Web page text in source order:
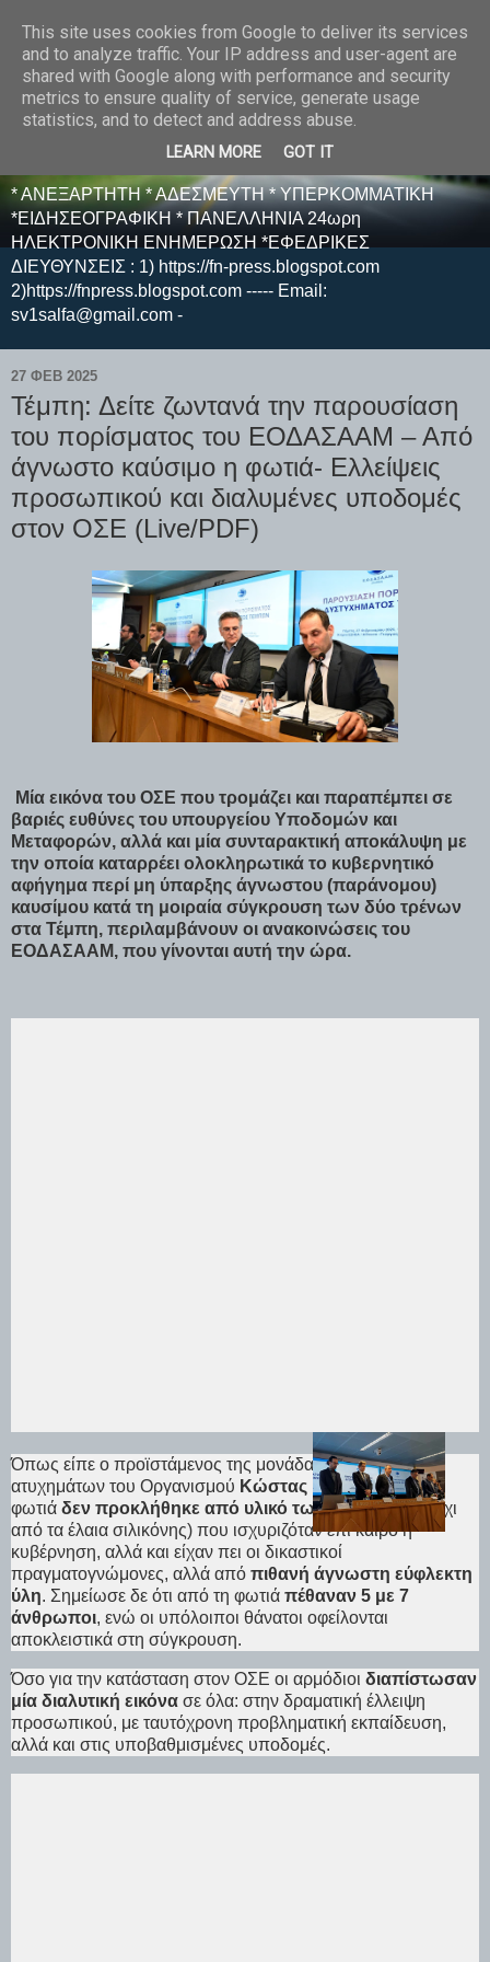
E F E N P R E S S -
ΗΛΕΚΤΡΟΝΙΚΗ
ΕΦΗΜΕΡΙΔΑ
* ΑΝΕΞΑΡΤΗΤΗ * ΑΔΕΣΜΕΥΤΗ * ΥΠΕΡΚΟΜΜΑΤΙΚΗ
*ΕΙΔΗΣΕΟΓΡΑΦΙΚΗ * ΠΑΝΕΛΛΗΝΙΑ 24ωρη
ΗΛΕΚΤΡΟΝΙΚΗ ΕΝΗΜΕΡΩΣΗ *ΕΦΕΔΡΙΚΕΣ
ΔΙΕΥΘΥΝΣΕΙΣ : 1) https://fn-press.blogspot.com
2)https://fnpress.blogspot.com ----- Email:
sv1salfa@gmail.com -
27 ΦΕΒ 2025
Τέμπη: Δείτε ζωντανά την παρουσίαση
του πορίσματος του ΕΟΔΑΣΑΑΜ – Από
άγνωστο καύσιμο η φωτιά- Ελλείψεις
προσωπικού και διαλυμένες υποδομές
στον ΟΣΕ (Live/PDF)
Μία εικόνα του ΟΣΕ που τρομάζει και παραπέμπει σε
βαριές ευθύνες του υπουργείου Υποδομών και
Μεταφορών, αλλά και μία συνταρακτική αποκάλυψη με
την οποία καταρρέει ολοκληρωτικά το κυβερνητικό
αφήγημα περί μη ύπαρξης άγνωστου (παράνομου)
καυσίμου κατά τη μοιραία σύγκρουση των δύο τρένων
στα Τέμπη, περιλαμβάνουν οι ανακοινώσεις του
ΕΟΔΑΣΑΑΜ, που γίνονται αυτή την ώρα.
Όπως είπε ο προϊστάμενος της μονάδας διερεύνησης
ατυχημάτων του Οργανισμού Κώστας Καπετανίδης, η
φωτιά δεν προκλήθηκε από υλικό των τρένων(άρα όχι
από τα έλαια σιλικόνης) που ισχυριζόταν επί καιρό η
κυβέρνηση, αλλά και είχαν πει οι δικαστικοί
πραγματογνώμονες, αλλά από πιθανή άγνωστη εύφλεκτη
ύλη. Σημείωσε δε ότι από τη φωτιά πέθαναν 5 με 7
άνθρωποι, ενώ οι υπόλοιποι θάνατοι οφείλονται
αποκλειστικά στη σύγκρουση.
Όσο για την κατάσταση στον ΟΣΕ οι αρμόδιοι διαπίστωσαν
μία διαλυτική εικόνα σε όλα: στην δραματική έλλειψη
προσωπικού, με ταυτόχρονη προβληματική εκπαίδευση,
αλλά και στις υποβαθμισμένες υποδομές.
This site uses cookies from Google to deliver its services
and to analyze traffic. Your IP address and user-agent are
shared with Google along with performance and security
metrics to ensure quality of service, generate usage
statistics, and to detect and address abuse.
LEARN MORE GOT IT